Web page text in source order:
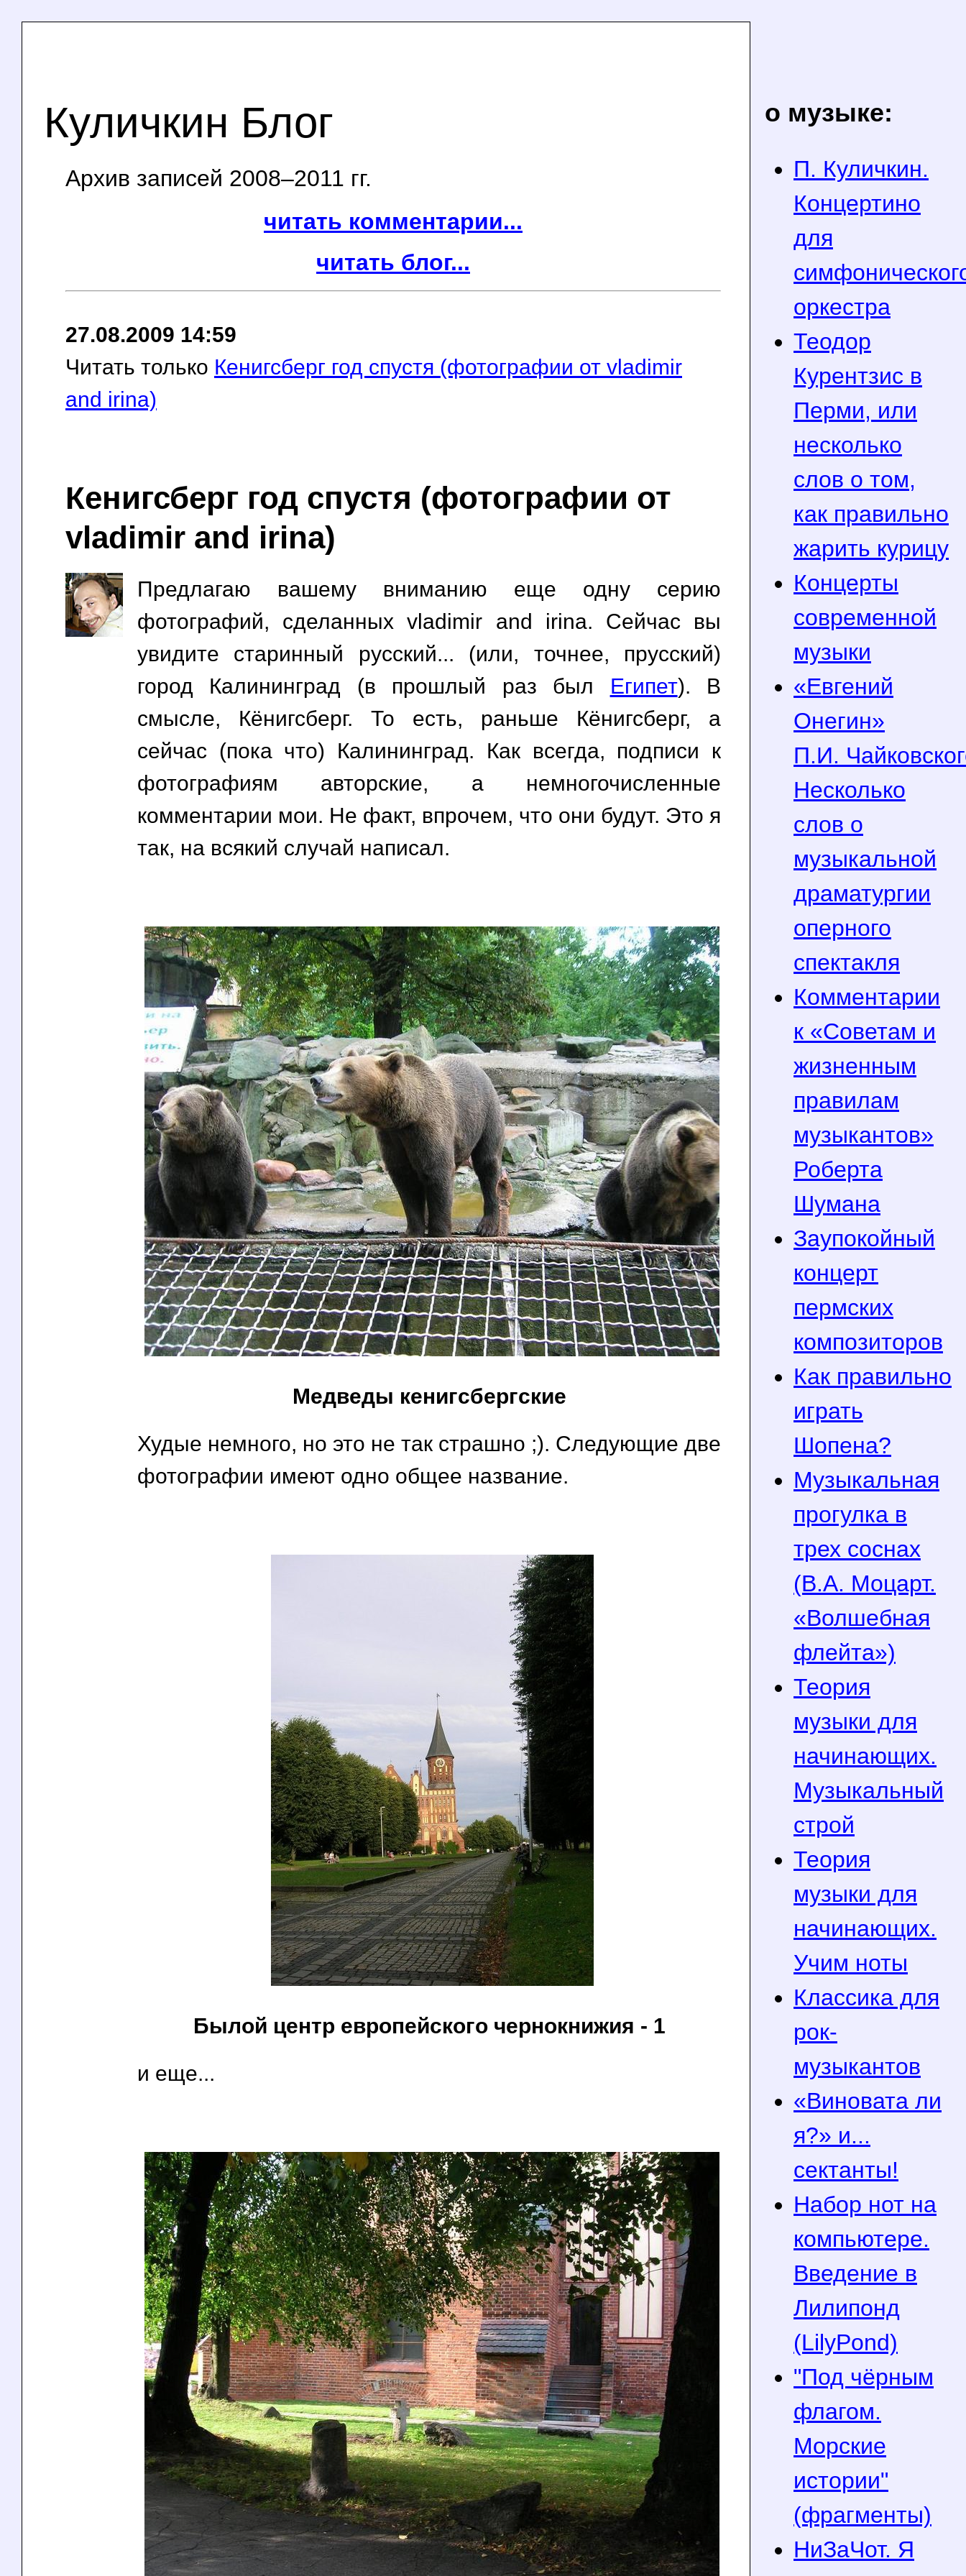
о музыке:
П. Куличкин.
Концертино
для
оркестра
Теодор
Курентзис в
Перми, или
несколько
слов о том,
как правильно
жарить курицу
Концерты
современной
музыки
«Евгений
Онегин»
П.И.
Несколько
слов о
музыкальной
драматургии
оперного
спектакля
Комментарии
к «Советам и
жизненным
правилам
музыкантов»
Роберта
Шумана
Заупокойный
концерт
пермских
композиторов
Как правильно
играть
Шопена?
Музыкальная
прогулка в
трех соснах
(В.А. Моцарт.
«Волшебная
флейта»)
Теория
музыки для
начинающих.
Музыкальный
строй
Теория
музыки для
начинающих.
Учим ноты
Классика для
рок-
музыкантов
«Виновата ли
я?» и...
сектанты!
Набор нот на
компьютере.
Введение в
Лилипонд
(LilyPond)
"Под чёрным
флагом.
Морские
истории"
(фрагменты)
НиЗаЧот. Я
Куличкин Блог
Архив записей 2008–2011 гг.
читать комментарии...
читать блог...
27.08.2009 14:59
Читать только Кенигсберг год спустя (фотографии от vladimir
and irina)
Кенигсберг год спустя (фотографии от
vladimir and irina)
Предлагаю вашему вниманию еще одну серию
фотографий, сделанных vladimir and irina. Сейчас вы
увидите старинный русский... (или, точнее, прусский)
город Калининград (в прошлый раз был Египет). В
смысле, Кёнигсберг. То есть, раньше Кёнигсберг, а
сейчас (пока что) Калининград. Как всегда, подписи к
фотографиям авторские, а немногочисленные
комментарии мои. Не факт, впрочем, что они будут. Это я
так, на всякий случай написал.
Медведы кенигсбергские
Худые немного, но это не так страшно ;). Следующие две
фотографии имеют одно общее название.
Былой центр европейского чернокнижия - 1
и еще...